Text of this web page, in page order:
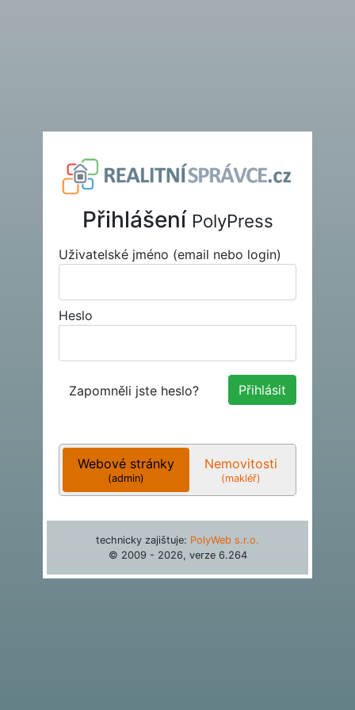
Přihlášení PolyPress
Uživatelské jméno (email nebo login)
Heslo
Zapomněli jste heslo?
Webové stránky
(admin)
Nemovitosti
(makléř)
technicky zajištuje: PolyWeb s.r.o.
© 2009 - 2026, verze 6.264